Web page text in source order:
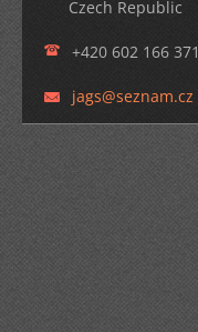
Czech Republic
+420 602 166 371
jags@seznam.cz